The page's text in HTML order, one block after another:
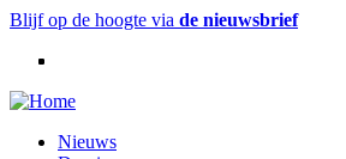
Overslaan
naar
inhoud
Blijf op de hoogte via de nieuwsbrief
Hoofdnavigatie
Nieuws